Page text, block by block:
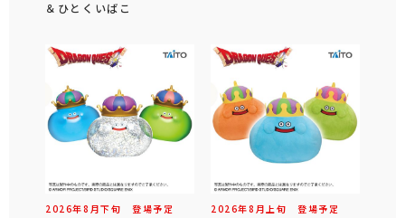
＆ひとくいばこ
2026年8 月下旬 登場予定 2026年8 月 上旬 登場予定